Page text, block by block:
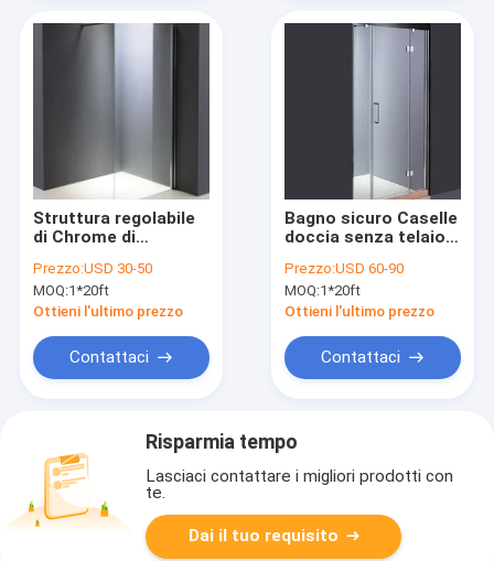
Struttura regolabile
di Chrome di
della doccia
dell'angolo 8mm
Prezzo:USD 30-50
MOQ:1*20ft
Ottieni l'ultimo prezzo
Contattaci
Bagno sicuro Caselle
doccia senza telaio
Prezzo:USD 60-90
MOQ:1*20ft
Ottieni l'ultimo prezzo
Contattaci
Risparmia tempo
Lasciaci contattare i migliori prodotti con
te.
Dai il tuo requisito